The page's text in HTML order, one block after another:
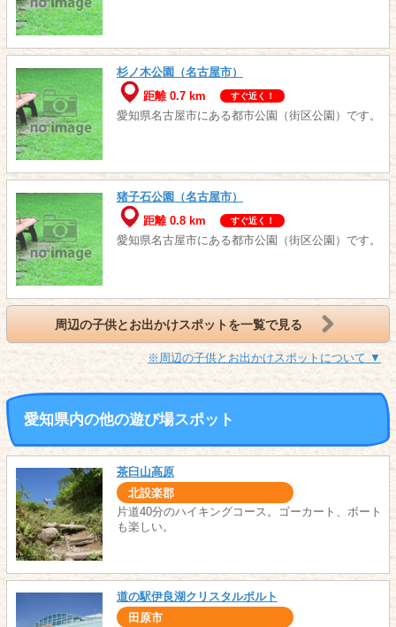
杉ノ木公園（名古屋市）
距離 0.7 km
すぐ近く！
愛知県名古屋市にある都市公園（街区公園）です。
猪子石公園（名古屋市）
距離 0.8 km
すぐ近く！
愛知県名古屋市にある都市公園（街区公園）です。
周辺の子供とお出かけスポットを一覧で見る
※周辺の子供とお出かけスポットについて ▼
愛知県内の他の遊び場スポット
茶臼山高原
北設楽郡
片道40分のハイキングコース。ゴーカート、ボート
も楽しい。
道の駅伊良湖クリスタルポルト
田原市